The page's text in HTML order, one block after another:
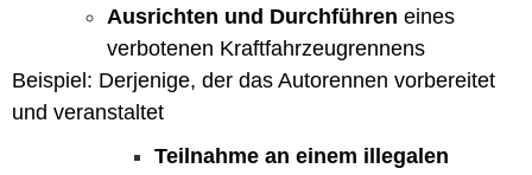
Ausrichten und Durchführen eines
verbotenen Kraftfahrzeugrennens
Beispiel: Derjenige, der das Autorennen vorbereitet
und veranstaltet
Teilnahme an einem illegalen